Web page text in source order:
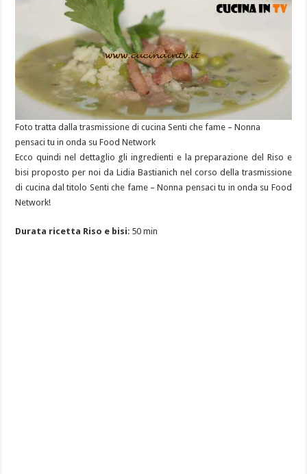
Foto tratta dalla trasmissione di cucina Senti che fame – Nonna
pensaci tu in onda su Food Network
Ecco quindi nel dettaglio gli ingredienti e la preparazione del Riso e
bisi proposto per noi da Lidia Bastianich nel corso della trasmissione
di cucina dal titolo Senti che fame – Nonna pensaci tu in onda su Food
Network!
Durata ricetta Riso e bisi: 50 min